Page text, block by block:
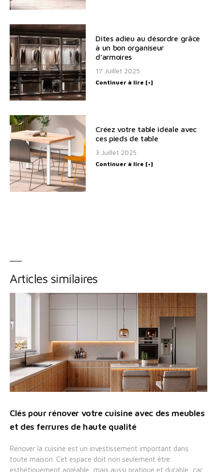
Dites adieu au désordre grâce
à un bon organiseur
d’armoires
17 Juillet 2025
Continuer à lire [+]
Créez votre table idéale avec
ces pieds de table
3 Juillet 2025
Continuer à lire [+]
Articles similaires
Clés pour rénover votre cuisine avec des meubles
et des ferrures de haute qualité
Rénover la cuisine est un investissement important dans
toute maison. Cet espace doit non seulement être
esthétiquement agréable, mais aussi pratique et durable, car